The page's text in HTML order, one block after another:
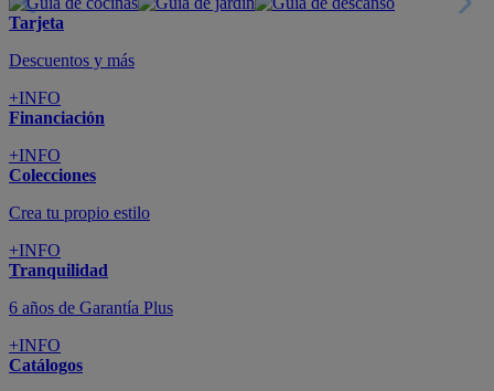
Tarjeta
Descuentos y más
+INFO
Financiación
+INFO
Colecciones
Crea tu propio estilo
+INFO
Tranquilidad
6 años de Garantía Plus
+INFO
Catálogos